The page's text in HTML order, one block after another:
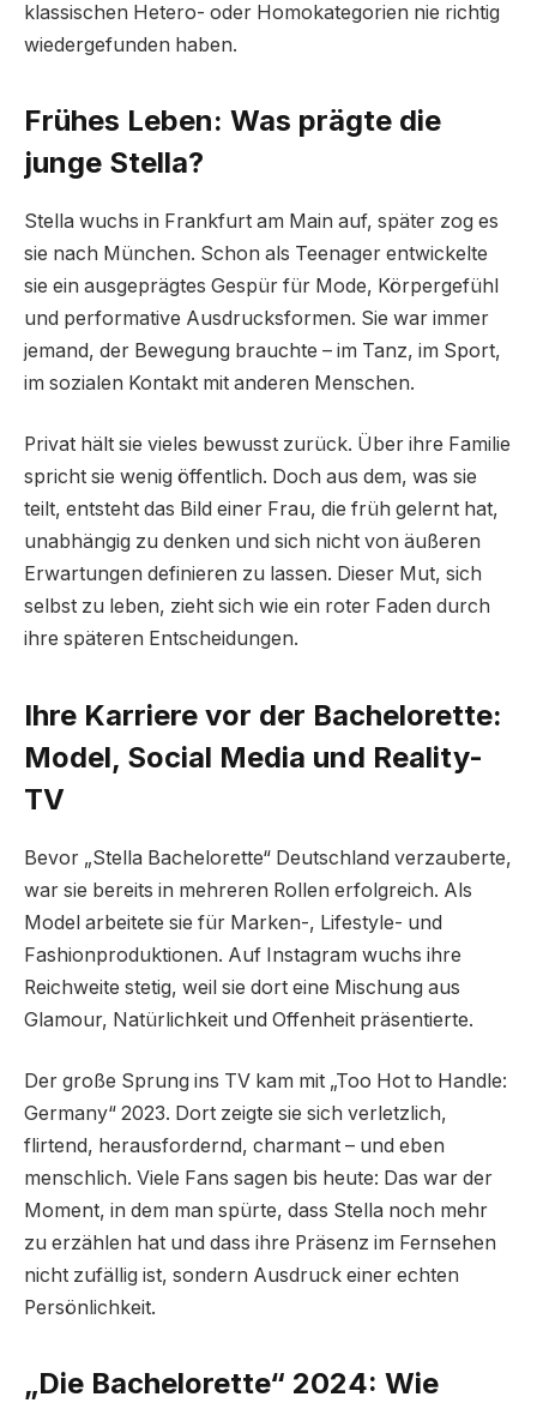
klassischen Hetero- oder Homokategorien nie richtig
wiedergefunden haben.
Frühes Leben: Was prägte die
junge Stella?
Stella wuchs in Frankfurt am Main auf, später zog es
sie nach München. Schon als Teenager entwickelte
sie ein ausgeprägtes Gespür für Mode, Körpergefühl
und performative Ausdrucksformen. Sie war immer
jemand, der Bewegung brauchte – im Tanz, im Sport,
im sozialen Kontakt mit anderen Menschen.
Privat hält sie vieles bewusst zurück. Über ihre Familie
spricht sie wenig öffentlich. Doch aus dem, was sie
teilt, entsteht das Bild einer Frau, die früh gelernt hat,
unabhängig zu denken und sich nicht von äußeren
Erwartungen definieren zu lassen. Dieser Mut, sich
selbst zu leben, zieht sich wie ein roter Faden durch
ihre späteren Entscheidungen.
Ihre Karriere vor der Bachelorette:
Model, Social Media und Reality-
TV
Bevor „Stella Bachelorette“ Deutschland verzauberte,
war sie bereits in mehreren Rollen erfolgreich. Als
Model arbeitete sie für Marken-, Lifestyle- und
Fashionproduktionen. Auf Instagram wuchs ihre
Reichweite stetig, weil sie dort eine Mischung aus
Glamour, Natürlichkeit und Offenheit präsentierte.
Der große Sprung ins TV kam mit „Too Hot to Handle:
Germany“ 2023. Dort zeigte sie sich verletzlich,
flirtend, herausfordernd, charmant – und eben
menschlich. Viele Fans sagen bis heute: Das war der
Moment, in dem man spürte, dass Stella noch mehr
zu erzählen hat und dass ihre Präsenz im Fernsehen
nicht zufällig ist, sondern Ausdruck einer echten
Persönlichkeit.
„Die Bachelorette“ 2024: Wie